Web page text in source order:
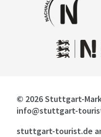
© 2026 Stuttgart-
info@stuttgart-
stuttgart-tourist.de